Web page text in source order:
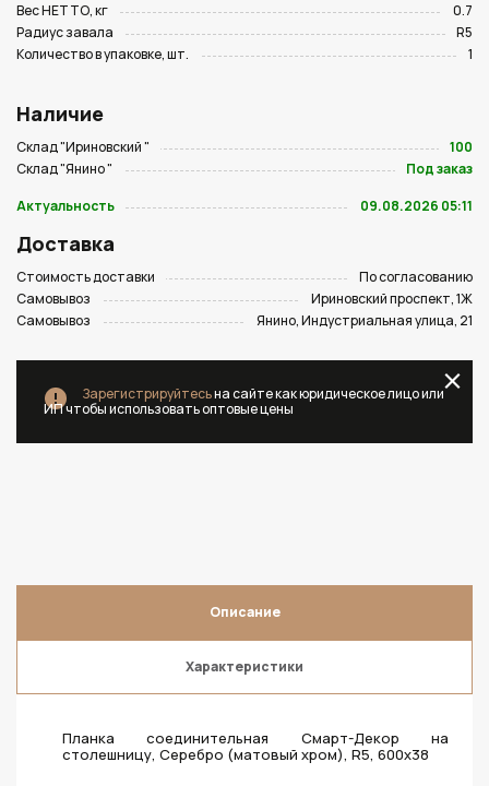
Вес НЕТТО, кг
0.7
Радиус завала
R5
Количество в упаковке, шт.
1
Наличие
Склад "Ириновский "
100
Склад "Янино "
Под заказ
Актуальность
09.08.2026 05:11
Доставка
Стоимость доставки
По согласованию
Самовывоз
Ириновский проспект, 1Ж
Самовывоз
Янино, Индустриальная улица, 21
Зарегистрируйтесьна сайте как юридическое лицо или
ИП чтобы использовать оптовые цены
Описание
Характеристики
Планка соединительная Смарт-Декор на
столешницу, Серебро (матовый хром), R5, 600x38